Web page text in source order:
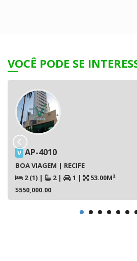
VOCÊ PODE SE
V AP-4010
BOA VIAGEM | RECIFE
2 (1) | 2 | 1 |
53.00M²
$550,000.00